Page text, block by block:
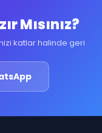
Mısınız?
katlar halinde geri